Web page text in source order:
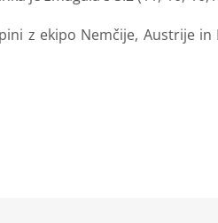
z ekipo Nemčije, Austrije